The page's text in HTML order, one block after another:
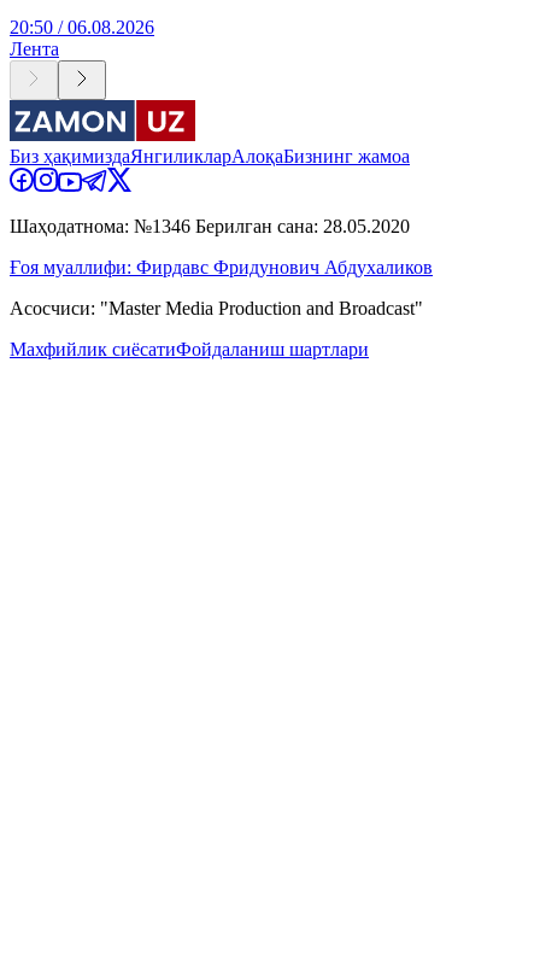
20:50 / 06.08.2026
Лента
Биз ҳақимиздаЯнгиликларАлоқаБизнинг жамоа
Шаҳодатнома: №1346 Берилган сана: 28.05.2020
Ғоя муаллифи: Фирдавс Фридунович Абдухаликов
Асосчиси: "Master Media Production and Broadcast"
Махфийлик сиёсатиФойдаланиш шартлари